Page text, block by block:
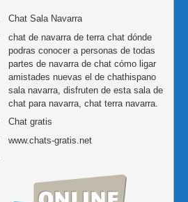
Chat Sala Navarra
chat de navarra de terra chat dónde
podras conocer a personas de todas
partes de navarra de chat cómo ligar
amistades nuevas el de chathispano
sala navarra, disfruten de esta sala de
chat para navarra, chat terra navarra.
Chat gratis
www.chats-gratis.net